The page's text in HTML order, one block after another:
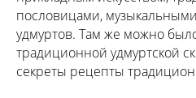
пословицами,
удмуртов. Там же можно
традиционной удмуртской
секреты рецепты